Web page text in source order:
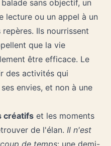
sans objectif, un
lecture ou un appel à un
Ils nourrissent
que la vie
être efficace. Le
des activités qui
envies, et non à une
créatifs et les moments
de l'élan. Il n'est
de temps: une demi-